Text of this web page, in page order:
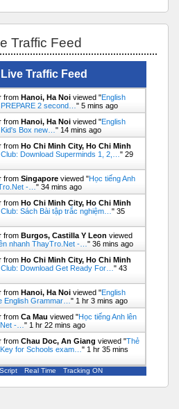
Traffic Feed
Live Traffic Feed
from Hanoi, Ha Noi viewed "English
2 second…" 5 mins ago
from Hanoi, Ha Noi viewed "English
Kid's Box new…" 14 mins ago
from Ho Chi Minh City, Ho Chi Minh
Club: Download Superminds 1, 2,…" 29
from Singapore viewed "Học tiếng Anh
-…" 34 mins ago
from Ho Chi Minh City, Ho Chi Minh
Club: Sách Bài tập trắc nghiệm…" 35
from Burgos, Castilla Y Leon viewed
nhanh ThayTro.Net -…" 36 mins ago
from Ho Chi Minh City, Ho Chi Minh
Club: Download Get Ready For…" 43
from Hanoi, Ha Noi viewed "English
English Grammar…" 1 hr 3 mins ago
from Ca Mau viewed "Học tiếng Anh lên
-…" 1 hr 22 mins ago
from Chau Doc, An Giang viewed "Thẻ
for Schools exam…" 1 hr 35 mins
Real Time Tracking ON